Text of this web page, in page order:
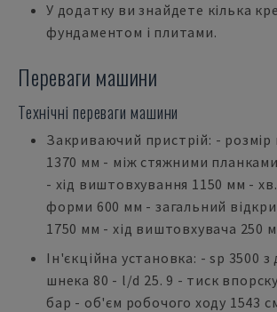
У додатку ви знайдете кілька
фундаментом і плитами.
Переваги машини
Технічні переваги машини
Закриваючий пристрій: - розмір
1370 мм - між стяжними
- хід виштовхування 1150 мм -
форми 600 мм - загальний
1750 мм - хід виштовхувача 250
Ін'єкційна установка: - sp 3500 з
шнека 80 - l/d 25. 9 - тиск
бар - об'єм робочого ходу 1543